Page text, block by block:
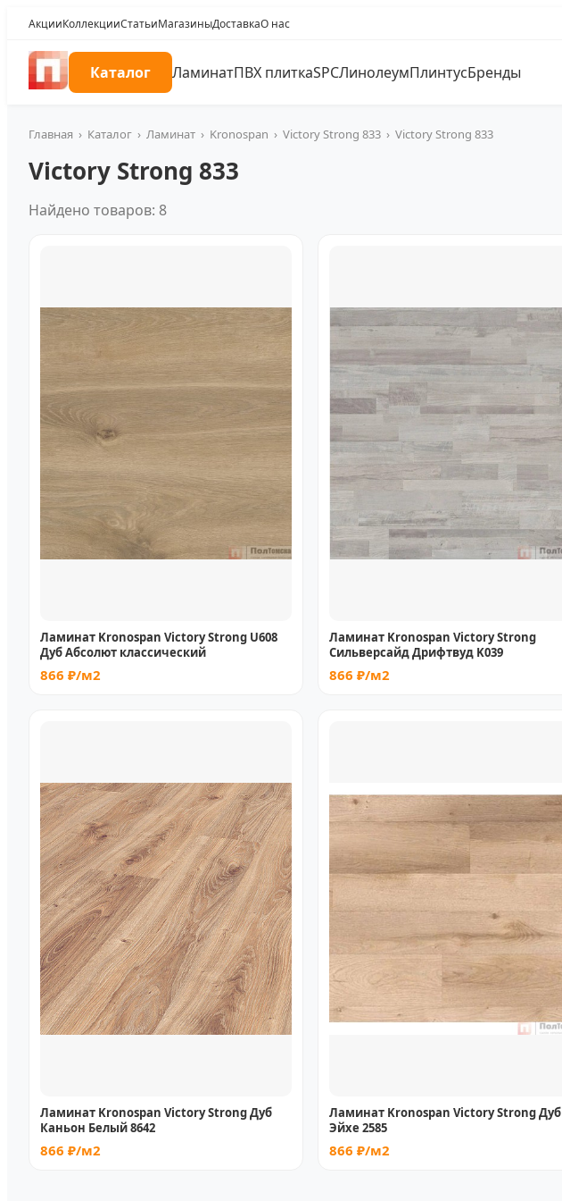
АкцииКоллекцииСтатьиМагазиныДоставкаО нас
Каталог ЛаминатПВХ плиткаSPCЛинолеумПлинтусБренды
Главная › Каталог › Ламинат › Kronospan › Victory Strong 833 › Victory Strong 833
Victory Strong 833
Найдено товаров: 8
Ламинат Kronospan Victory Strong U608
Дуб Абсолют классический
866 ₽/м2
Ламинат Kronospan Victory Strong
Сильверсайд Дрифтвуд K039
866 ₽/м2
Ламинат Kronospan Victory Strong Дуб
Каньон Белый 8642
866 ₽/м2
Ламинат Kronospan Victory Strong Дуб
Эйхе 2585
866 ₽/м2